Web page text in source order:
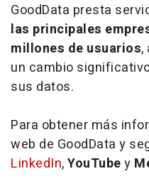
GoodData presta
las principales
millones de usuarios,
un cambio
sus datos.
Para obtener más
web de GoodData y
LinkedIn,YouTubey